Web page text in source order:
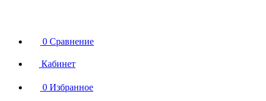
0 Сравнение
Кабинет
0 Избранное